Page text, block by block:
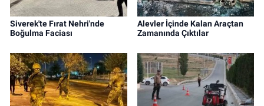
Siverek'te Fırat Nehri'nde
Boğulma Faciası
Alevler İçinde Kalan Araçtan
Zamanında Çıktılar